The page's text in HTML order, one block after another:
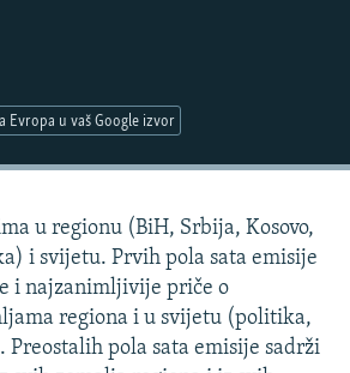
2024.
Evropa u vaš Google izvor
u regionu (BiH, Srbija, Kosovo,
i svijetu. Prvih pola sata emisije
i najzanimljivije priče o
regiona i u svijetu (politika,
Preostalih pola sata emisije sadrži